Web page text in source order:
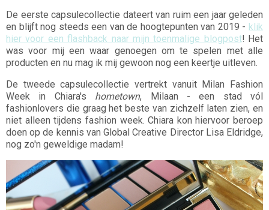
De eerste capsulecollectie dateert van ruim een jaar geleden
en blijft nog steeds een van de hoogtepunten van 2019 - klik
hier voor een flashback naar mijn toenmalige blogpost! Het
was voor mij een waar genoegen om te spelen met alle
producten en nu mag ik mij gewoon nog een keertje uitleven.
De tweede capsulecollectie vertrekt vanuit Milan Fashion
Week in Chiara's hometown, Milaan - een stad vól
fashionlovers die graag het beste van zichzelf laten zien, en
niet alleen tijdens fashion week. Chiara kon hiervoor beroep
doen op de kennis van Global Creative Director Lisa Eldridge,
nog zo'n geweldige madam!